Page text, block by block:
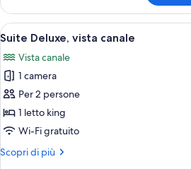
letti
singoli
Comfort
con
letto
o
2
letti
singoli
Apri
tutte
le
foto
per
Suite
Deluxe,
canale
5
Suite Deluxe, vista canale
Vista canale
1 camera
Per 2 persone
1 letto king
Wi-Fi gratuito
Scopri di più
Altri